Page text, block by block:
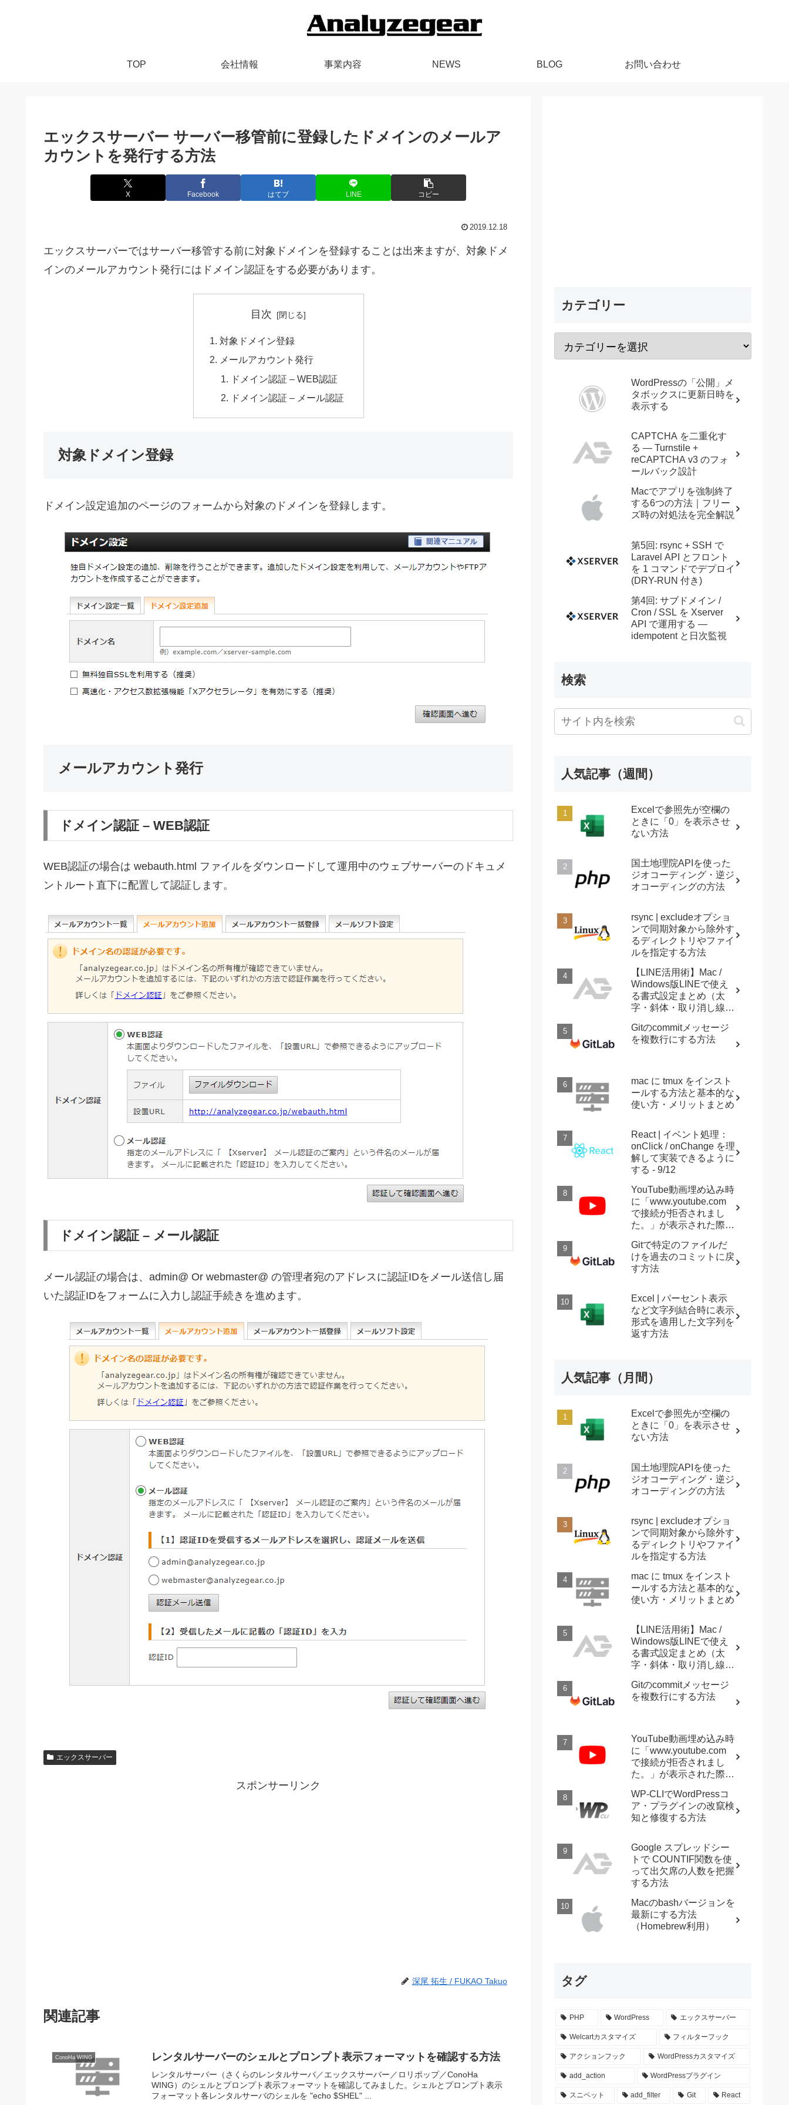
TOP 会社情報 事業内容 NEWS BLOG お問い合わせ
エックスサーバー サーバー移管前に登録したドメインのメールア
カウントを発行する方法
X Facebook はてブ LINE コピー
2019.12.18
エックスサーバーではサーバー移管する前に対象ドメインを登録することは出来ますが、対象ドメ
インのメールアカウント発行にはドメイン認証をする必要があります。
目次
対象ドメイン登録
メールアカウント発行
ドメイン認証 – WEB認証
ドメイン認証 – メール認証
対象ドメイン登録
ドメイン設定追加のページのフォームから対象のドメインを登録します。
メールアカウント発行
ドメイン認証 – WEB認証
WEB認証の場合は webauth.html ファイルをダウンロードして運用中のウェブサーバーのドキュメ
ントルート直下に配置して認証します。
ドメイン認証 – メール認証
メール認証の場合は、admin@ Or webmaster@ の管理者宛のアドレスに認証IDをメール送信し届
いた認証IDをフォームに入力し認証手続きを進めます。
エックスサーバー
スポンサーリンク
深尾 拓生 / FUKAO Takuo
関連記事
ConoHa WING レンタルサーバーのシェルとプロンプト表示フォーマットを確認する方法
レンタルサーバー（さくらのレンタルサーバ／エックスサーバー／ロリポップ／ConoHa
WING）のシェルとプロンプト表示フォーマットを確認してみました。シェルとプロンプト表示
フォーマット各レンタルサーバのシェルを "echo $SHEL" ...
カテゴリー
WordPressの「公開」メ
タボックスに更新日時を
表示する
CAPTCHA を二重化す
る — Turnstile +
reCAPTCHA v3 のフォ
ールバック設計
Macでアプリを強制終了
する6つの方法｜フリー
ズ時の対処法を完全解説
第5回: rsync + SSH で
Laravel API とフロント
を 1 コマンドでデプロイ
(DRY-RUN 付き)
第4回: サブドメイン /
Cron / SSL を Xserver
API で運用する —
idempotent と日次監視
検索
人気記事（週間）
Excelで参照先が空欄の
ときに「0」を表示させ
ない方法
国土地理院APIを使った
ジオコーディング・逆ジ
オコーディングの方法
rsync | excludeオプショ
ンで同期対象から除外す
るディレクトリやファイ
ルを指定する方法
【LINE活用術】Mac /
Windows版LINEで使え
る書式設定まとめ（太
字・斜体・取り消し線・
Gitのcommitメッセージ
を複数行にする方法
mac に tmux をインスト
ールする方法と基本的な
使い方・メリットまとめ
React | イベント処理：
onClick / onChange を理
解して実装できるように
する - 9/12
YouTube動画埋め込み時
に「www.youtube.com
で接続が拒否されまし
た。」が表示された際に
Gitで特定のファイルだ
けを過去のコミットに戻
す方法
Excel | パーセント表示
など文字列結合時に表示
形式を適用した文字列を
返す方法
人気記事（月間）
Excelで参照先が空欄の
ときに「0」を表示させ
ない方法
国土地理院APIを使った
ジオコーディング・逆ジ
オコーディングの方法
rsync | excludeオプショ
ンで同期対象から除外す
るディレクトリやファイ
ルを指定する方法
mac に tmux をインスト
ールする方法と基本的な
使い方・メリットまとめ
【LINE活用術】Mac /
Windows版LINEで使え
る書式設定まとめ（太
字・斜体・取り消し線・
Gitのcommitメッセージ
を複数行にする方法
YouTube動画埋め込み時
に「www.youtube.com
で接続が拒否されまし
た。」が表示された際に
WP-CLIでWordPressコ
ア・プラグインの改竄検
知と修復する方法
Google スプレッドシー
トで COUNTIF関数を使
って出欠席の人数を把握
する方法
Macのbashバージョンを
最新にする方法
（Homebrew利用）
タグ
PHP WordPress エックスサーバー
Welcartカスタマイズ フィルターフック
アクションフック WordPressカスタマイズ
add_action WordPressプラグイン
スニペット add_filter Git React